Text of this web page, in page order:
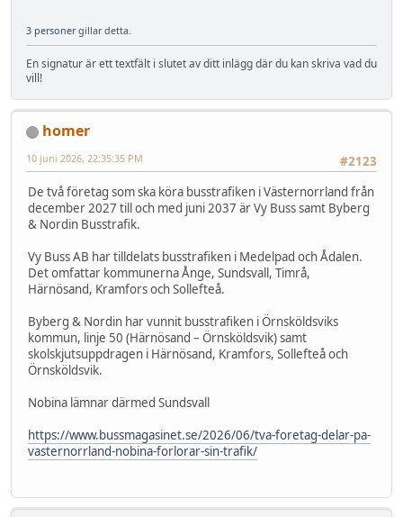
3 personergillar detta.
En signatur är ett textfält i slutet av ditt inlägg där du kan skriva vad du
vill!
homer
#2123
10 juni 2026, 22:35:35 PM
De två företag som ska köra busstrafiken i Västernorrland från
december 2027 till och med juni 2037 är Vy Buss samt Byberg
& Nordin Busstrafik.
Vy Buss AB har tilldelats busstrafiken i Medelpad och Ådalen.
Det omfattar kommunerna Ånge, Sundsvall, Timrå,
Härnösand, Kramfors och Sollefteå.
Byberg & Nordin har vunnit busstrafiken i Örnsköldsviks
kommun, linje 50 (Härnösand – Örnsköldsvik) samt
skolskjutsuppdragen i Härnösand, Kramfors, Sollefteå och
Örnsköldsvik.
Nobina lämnar därmed Sundsvall
https://www.bussmagasinet.se/2026/06/tva-foretag-delar-pa-
vasternorrland-nobina-forlorar-sin-trafik/